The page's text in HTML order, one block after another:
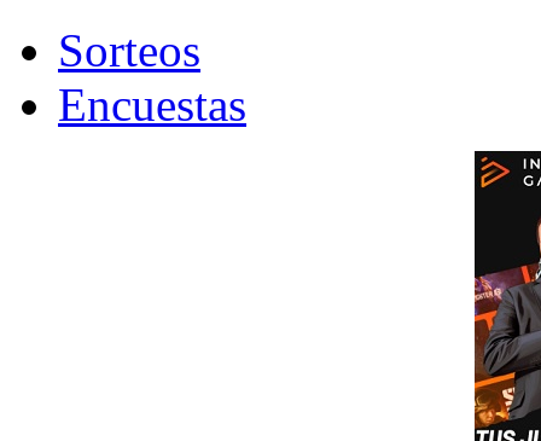
Sorteos
Encuestas